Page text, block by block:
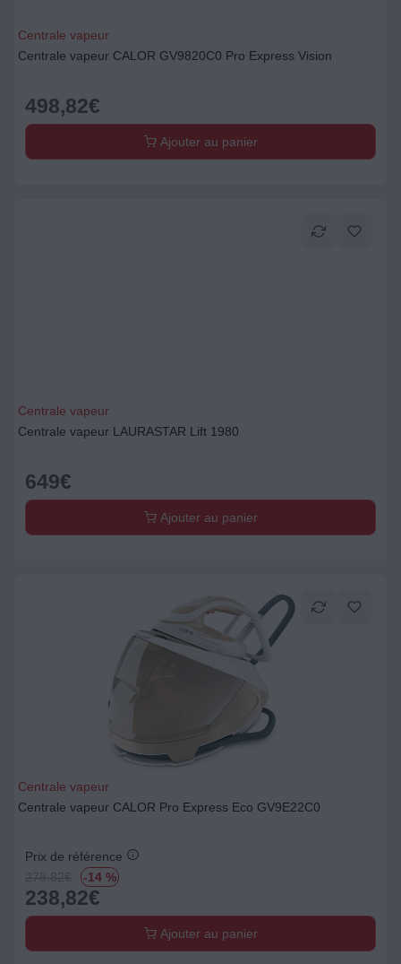
Centrale vapeur
Centrale vapeur CALOR GV9820C0 Pro Express Vision
498,82€
Ajouter au panier
Centrale vapeur
Centrale vapeur LAURASTAR Lift 1980
649€
Ajouter au panier
Centrale vapeur
Centrale vapeur CALOR Pro Express Eco GV9E22C0
Prix de référence
278.82€ -14 %
238,82€
Ajouter au panier